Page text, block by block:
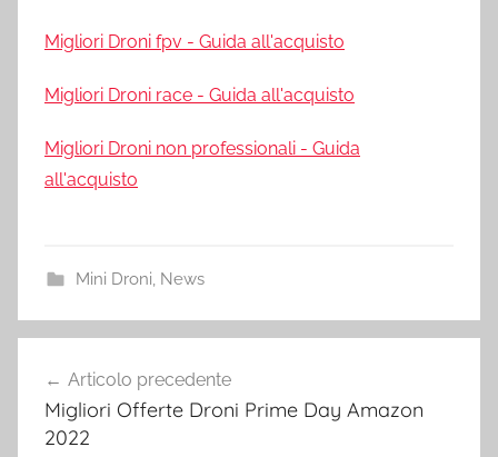
Migliori Droni fpv - Guida all'acquisto
Migliori Droni race - Guida all'acquisto
Migliori Droni non professionali - Guida
all'acquisto
Mini Droni, News
articoli
Articolo precedente
Migliori Offerte Droni Prime Day Amazon
2022